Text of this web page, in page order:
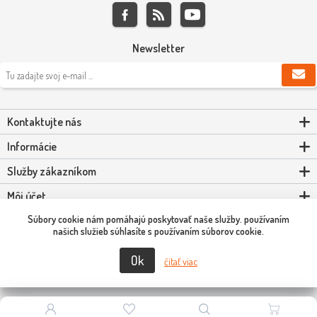
Newsletter
Kontaktujte nás
Informácie
Služby zákazníkom
Môj účet
Powered bynopCommerce
Copyright © 2026 Scooter-Tuning SK. Všetky práva vyhradené.
Súbory cookie nám pomáhajú poskytovať naše služby. používaním
našich služieb súhlasíte s používaním súborov cookie.
Ok čítať viac